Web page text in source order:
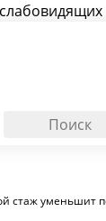
стаж уменьшит